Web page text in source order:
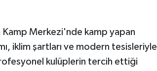
Merkezi'nde kamp yapan
iklim şartları ve modern tesisleriyle
kulüplerin tercih ettiği